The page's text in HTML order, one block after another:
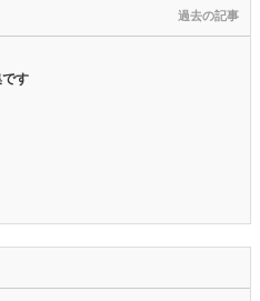
す
過去の記事